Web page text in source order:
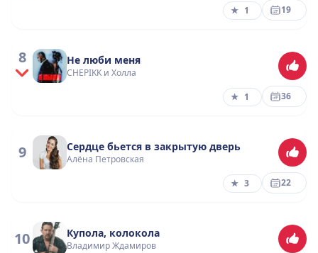
★ 1 19
8 Не люби меня
CHEPIKK и Холла
★ 1 36
9 Сердце бьется в закрытую дверь
Алёна Петровская
★ 3 22
10 Купола, колокола
Владимир Ждамиров